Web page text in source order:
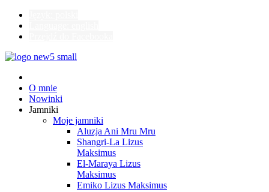
O mnie
Nowinki
Jamniki
Moje jamniki
Aluzja Ani Mru Mru
Shangri-La Lizus
Maksimus
El-Maraya Lizus
Maksimus
Emiko Lizus Maksimus